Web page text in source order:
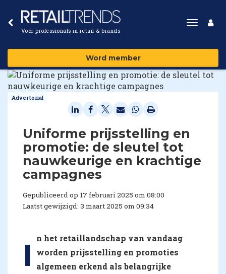
Voor professionals in retail & brands
Toggle
Word member
Advertorial
Uniforme prijsstelling en
promotie: de sleutel tot
nauwkeurige en krachtige
campagnes
Gepubliceerd op 17 februari 2025 om 08:00
Laatst gewijzigd: 3 maart 2025 om 09:34
I
n het retaillandschap van vandaag
worden prijsstelling en promoties
algemeen erkend als belangrijke